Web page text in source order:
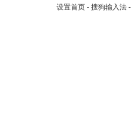
设置首页 - 搜狗输入法 -